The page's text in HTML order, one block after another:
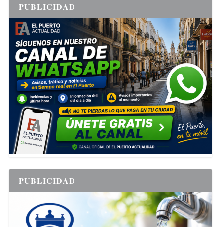
PUBLICIDAD
PUBLICIDAD